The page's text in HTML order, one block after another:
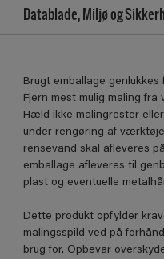
Datablade, Miljø og
Brugt emballage
Fjern mest mulig maling
Hæld ikke malingrester
under rengøring af
rensevand skal afleveres
emballage afleveres til
plast og eventuelle
Dette produkt opfylder
malingsspild ved på
brug for. Opbevar